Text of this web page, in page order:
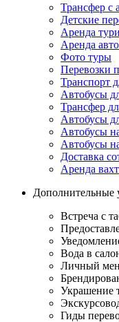
Трансфер с
Детские
Аренда
Аренда
Фото туры
Перевозки
Транспорт
Автобусы
Трансфер
Автобусы
Автобусы
Автобусы
Доставка
Аренда
Дополнительные
Встреча с
Вода в
Личный
Украшение
Гиды